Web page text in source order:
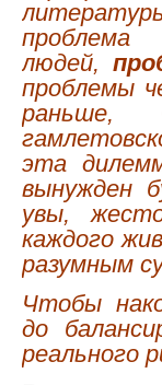
людей,
проблемы
раньше,
эта
вынужден
увы,
каждого
разумным
Чтобы
до
реального